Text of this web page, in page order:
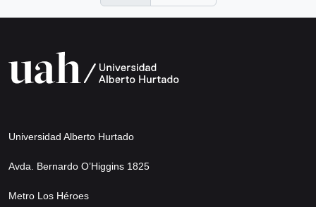
Universidad Alberto Hurtado
Avda. Bernardo O’Higgins 1825
Metro Los Héroes